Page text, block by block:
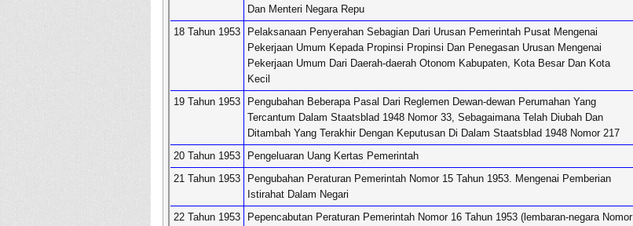
Dan Menteri Negara Repu
18 Tahun 1953
Pelaksanaan Penyerahan Sebagian Dari Urusan Pemerintah Pusat Mengenai
Pekerjaan Umum Kepada Propinsi Propinsi Dan Penegasan Urusan Mengenai
Pekerjaan Umum Dari Daerah-daerah Otonom Kabupaten, Kota Besar Dan Kota
Kecil
19 Tahun 1953
Pengubahan Beberapa Pasal Dari Reglemen Dewan-dewan Perumahan Yang
Tercantum Dalam Staatsblad 1948 Nomor 33, Sebagaimana Telah Diubah Dan
Ditambah Yang Terakhir Dengan Keputusan Di Dalam Staatsblad 1948 Nomor 217
20 Tahun 1953
Pengeluaran Uang Kertas Pemerintah
21 Tahun 1953
Pengubahan Peraturan Pemerintah Nomor 15 Tahun 1953. Mengenai Pemberian
Istirahat Dalam Negari
22 Tahun 1953
Pepencabutan Peraturan Pemerintah Nomor 16 Tahun 1953 (lembaran-negara Nomor